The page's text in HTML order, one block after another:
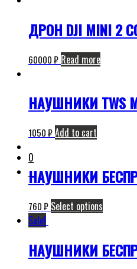
0
ДРОН DJI MINI 2
60000₽ Read more
НАУШНИКИ TWS
1050₽Add to cart
НАУШНИКИ
760₽ Select options
Sale!
НАУШНИКИ